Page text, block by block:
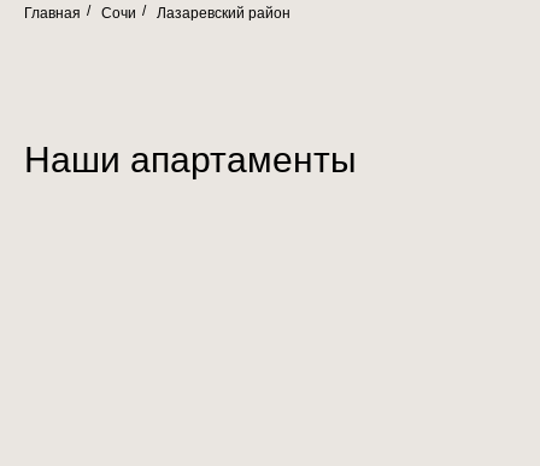
Главная / Сочи / Лазаревский район
Наши апартаменты